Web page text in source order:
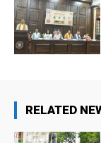
RELATED